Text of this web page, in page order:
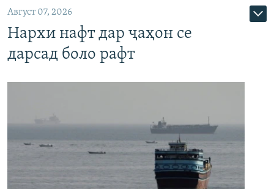
Август 07, 2026
Нархи нафт дар ҷаҳон се
дарсад боло рафт